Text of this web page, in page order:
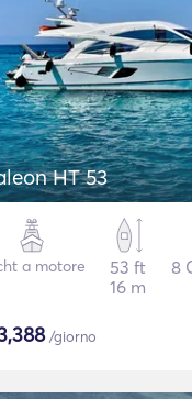
HT 53
a motore
53 ft
16 m
8
/giorno